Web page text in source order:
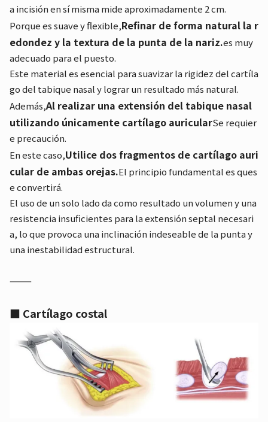
a incisión en sí misma mide aproximadamente 2 cm.
Porque es suave y flexible,Refinar de forma natural la r
edondez y la textura de la punta de la nariz.es muy
adecuado para el puesto.
Este material es esencial para suavizar la rigidez del cartíla
go del tabique nasal y lograr un resultado más natural.
Además,Al realizar una extensión del tabique nasal
utilizando únicamente cartílago auricularSe requier
e precaución.
En este caso,Utilice dos fragmentos de cartílago auri
cular de ambas orejas.El principio fundamental es ques
e convertirá.
El uso de un solo lado da como resultado un volumen y una
resistencia insuficientes para la extensión septal necesari
a, lo que provoca una inclinación indeseable de la punta y
una inestabilidad estructural.
⸻
■ Cartílago costal